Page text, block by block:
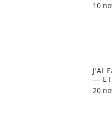
10
J’AI
—
20